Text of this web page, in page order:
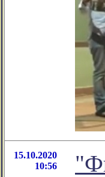
15.10.2020
10:56